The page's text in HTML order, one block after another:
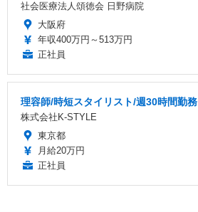
社会医療法人頌徳会 日野病院
大阪府
年収400万円～513万円
正社員
理容師/時短スタイリスト/週30時間勤務
株式会社K-STYLE
東京都
月給20万円
正社員